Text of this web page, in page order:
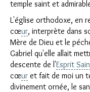
temple saint et
L'église orthodoxe, en
cœur, interprète dans
Mère de Dieu et le
Gabriel qu'elle allait
descente de l'Esprit
cœur et fait de moi un
divinement ornée, le